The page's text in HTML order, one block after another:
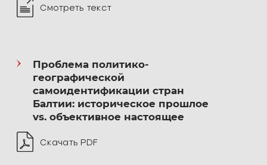
Смотреть текст
Проблема политико-
географической
самоидентификации стран
Балтии: историческое прошлое
vs. объективное настоящее
Скачать PDF